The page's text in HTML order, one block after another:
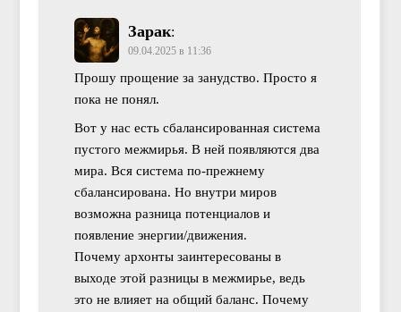
Зарак:
09.04.2025 в 11:36
Прошу прощение за занудство. Просто я
пока не понял.
Вот у нас есть сбалансированная система
пустого межмирья. В ней появляются два
мира. Вся система по-прежнему
сбалансирована. Но внутри миров
возможна разница потенциалов и
появление энергии/движения.
Почему архонты заинтересованы в
выходе этой разницы в межмирье, ведь
это не влияет на общий баланс. Почему